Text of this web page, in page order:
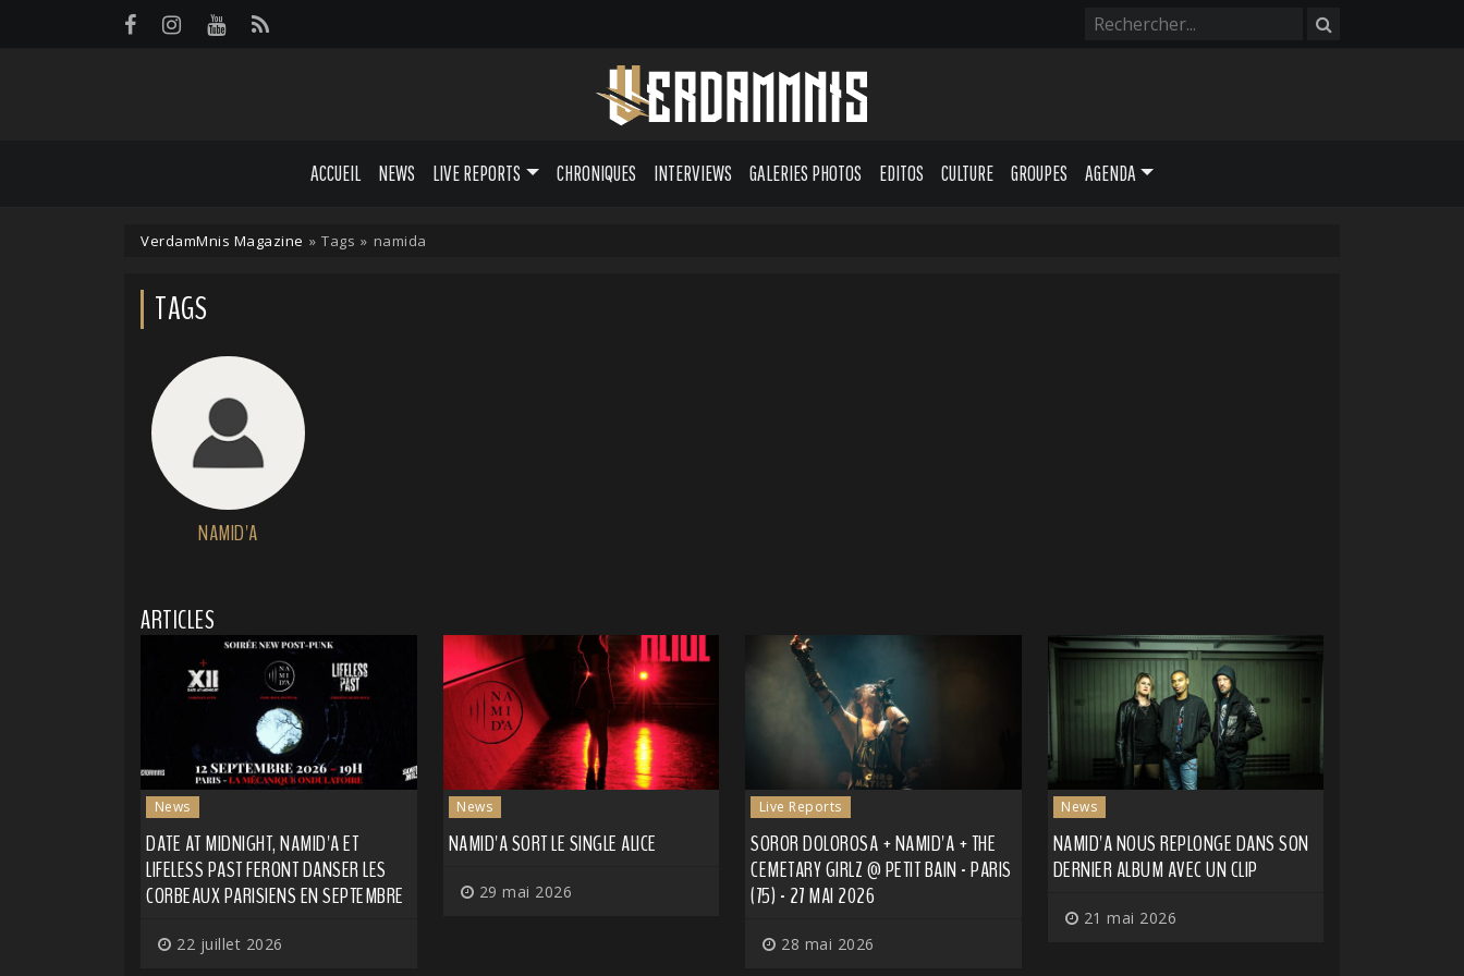
ACCUEIL NEWS LIVE REPORTS CHRONIQUES INTERVIEWS GALERIES PHOTOS EDITOS CULTURE GROUPES AGENDA
VerdamMnis Magazine » Tags » namida
TAGS
NAMID'A
ARTICLES
News
DATE AT MIDNIGHT, NAMID'A ET
LIFELESS PAST FERONT DANSER LES
CORBEAUX PARISIENS EN SEPTEMBRE
22 juillet 2026
News
NAMID'A SORT LE SINGLE ALICE
29 mai 2026
Live Reports
SOROR DOLOROSA + NAMID'A + THE
CEMETARY GIRLZ @ PETIT BAIN - PARIS
(75) - 27 MAI 2026
28 mai 2026
News
NAMID'A NOUS REPLONGE DANS SON
DERNIER ALBUM AVEC UN CLIP
21 mai 2026
Panneau de gestion des cookies